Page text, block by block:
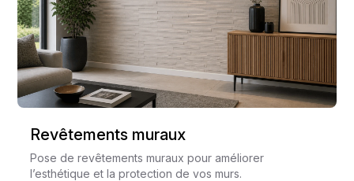
Revêtements muraux
Pose de revêtements muraux pour améliorer
l’esthétique et la protection de vos murs.